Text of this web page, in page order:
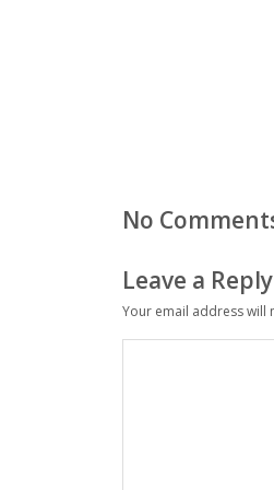
No
Leave a Reply
Your email address will